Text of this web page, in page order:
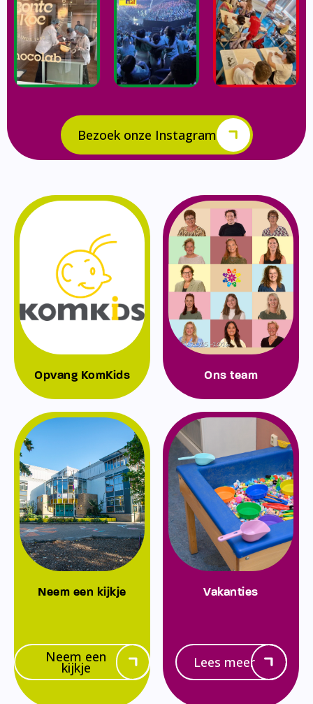
Bezoek onze Instagram
Opvang KomKids Ons team
Neem een kijkje
Neem een
kijkje
Vakanties
Lees meer